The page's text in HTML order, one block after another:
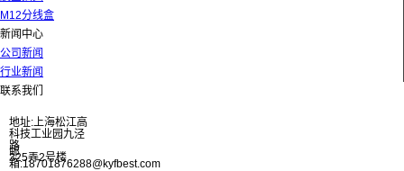
M12分线盒
新闻中心
公司新闻
行业新闻
联系我们
地址:上海松江高
科技工业园九泾
路
325弄2号楼
邮
箱:18701876288@kyfbest.com